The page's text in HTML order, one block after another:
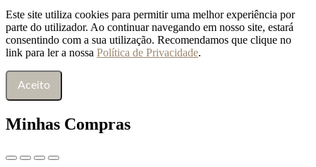
Este site utiliza cookies para permitir uma melhor experiência por
parte do utilizador. Ao continuar navegando em nosso site, estará
consentindo com a sua utilização. Recomendamos que clique no
link para ler a nossa Política de Privacidade.
Aceito
Minhas Compras